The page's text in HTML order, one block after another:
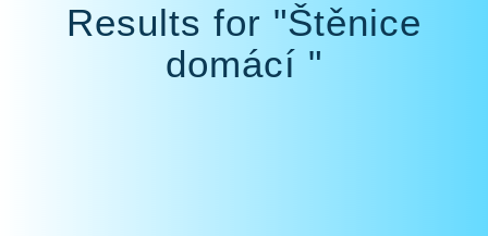
Results for "Štěnice
domácí "